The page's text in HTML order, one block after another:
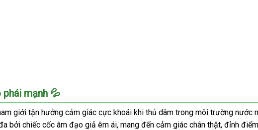
mạnh 💦
giới tận hưởng cảm giác cực khoái khi thủ dâm trong môi trường nước
chiếc cốc âm đạo giả êm ái, mang đến cảm giác chân thật, đỉnh